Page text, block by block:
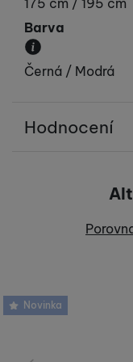
175 cm / 195 cm
Barva
Převládající
Černá / Modrá
Hodnocení
Recenze
Novinka